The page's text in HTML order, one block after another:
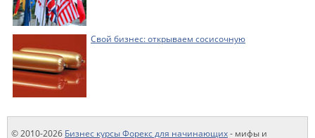
Свой бизнес: открываем сосисочную
© 2010-2026 Бизнес курсы Форекс для начинающих- мифы и